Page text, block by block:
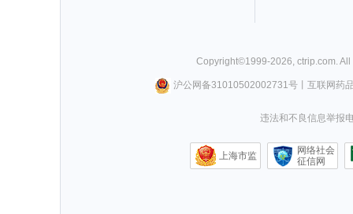
Copyright©1999-2026, ctrip.com.
沪公网备31010502002731号丨 互联网药
违法和不良信息举报
上海市监
网络社会
征信网